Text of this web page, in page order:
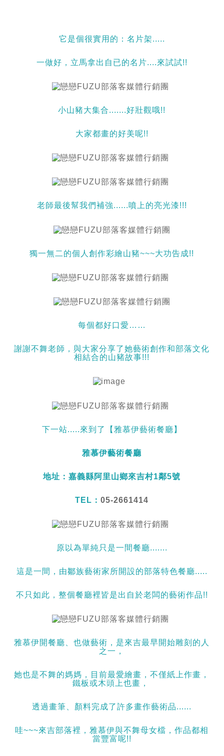
它是個很實用的：名片架.....
一做好，立馬拿出自已的名片....來試試!!
小山豬大集合.......好壯觀哦!!
大家都畫的好美呢!!
老師最後幫我們補強......噴上的亮光漆!!!
獨一無二的個人創作彩繪山豬~~~大功告成!!
每個都好口愛……
謝謝不舞老師，與大家分享了她藝術創作和部落文化
相結合的山豬故事!!!
下一站.....來到了【雅慕伊藝術餐廳】
雅慕伊藝術餐廳
地址：嘉義縣阿里山鄉來吉村1鄰5號
TEL：05-2661414
原以為單純只是一間餐廳.......
這是一間，由鄒族藝術家所開設的部落特色餐廳.....
不只如此，整個餐廳裡皆是出自於老闆的藝術作品!!
雅慕伊開餐廳、也做藝術，是來吉最早開始雕刻的人
之一，
她也是不舞的媽媽，目前最愛繪畫，不僅紙上作畫，
鐵板或木頭上也畫，
透過畫筆、顏料完成了許多畫作藝術品......
哇~~~來吉部落裡，雅慕伊與不舞母女檔，作品都相
當豐富呢!!